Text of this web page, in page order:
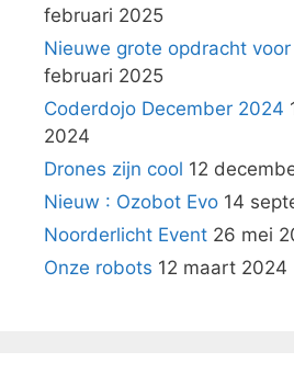
februari 2025
Nieuwe grote opdracht voor
februari 2025
Coderdojo December 2024
2024
Drones zijn cool 12
Nieuw : Ozobot Evo 14
Noorderlicht Event 26 mei
Onze robots 12 maart 2024